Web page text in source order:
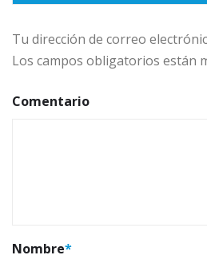
Tu dirección de correo
Los campos obligatorios están
Comentario
Nombre*